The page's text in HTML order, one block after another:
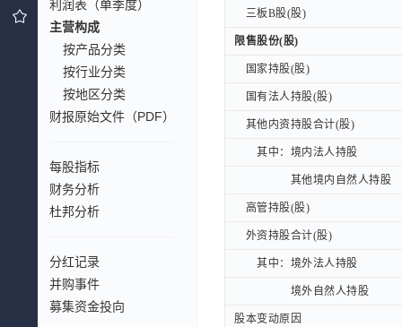
利润表（单季度）
主营构成
按产品分类
按行业分类
按地区分类
财报原始文件（PDF）
每股指标
财务分析
杜邦分析
分红记录
并购事件
募集资金投向
三板B股(股)
限售股份(股)
国家持股(股)
国有法人持股(股)
其他内资持股合计(股)
其中：境内法人持股
其他境内自然人持股
高管持股(股)
外资持股合计(股)
其中：境外法人持股
境外自然人持股
股本变动原因
三板B股(股)
限售股份(股)
国家持股(股)
国有法人持股(股)
其他内资持股合计(股)
其中：境内法人持股
其他境内自然人持股
高管持股(股)
外资持股合计(股)
其中：境外法人持股
境外自然人持股
股本变动原因